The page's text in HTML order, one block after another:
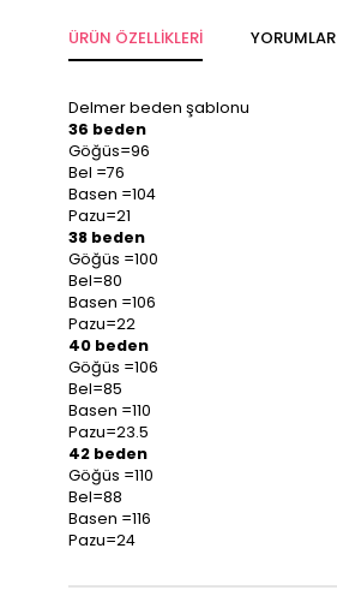
ÜRÜN ÖZELLIKLERI YORUMLAR
Delmer beden şablonu
36 beden
Göğüs=96
Bel =76
Basen =104
Pazu=21
38 beden
Göğüs =100
Bel=80
Basen =106
Pazu=22
40 beden
Göğüs =106
Bel=85
Basen =110
Pazu=23.5
42 beden
Göğüs =110
Bel=88
Basen =116
Pazu=24